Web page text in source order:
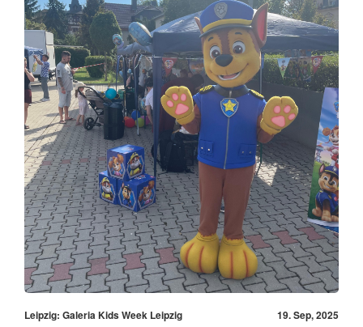
Leipzig: Galeria Kids Week Leipzig 19. Sep, 2025